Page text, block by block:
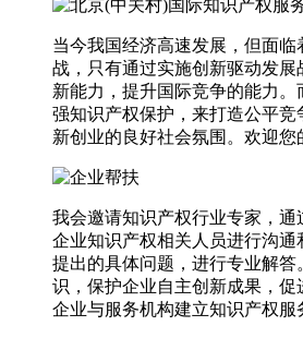
当今我国经济高速发展，但面
战，只有通过实施创新驱动发展
新能力，提升国际竞争的能力
强知识产权保护，来打造公平竞
新创业的良好社会氛围。欢迎您
我会邀请知识产权行业专家，
企业知识产权相关人员进行沟通
提出的具体问题，进行专业解
识，保护企业自主创新成果，促
企业与服务机构建立知识产权服